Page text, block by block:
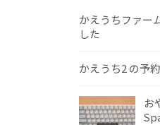
かえうちファー
した
かえうち2 の予
お